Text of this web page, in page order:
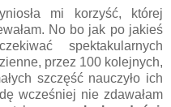
mi korzyść, której
No bo jak po jakieś
spektakularnych
przez 100 kolejnych,
szczęść nauczyło ich
wcześniej nie zdawałam